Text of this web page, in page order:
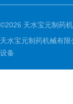
©2026 天水宝元制药
天水宝元制药机械有
设备